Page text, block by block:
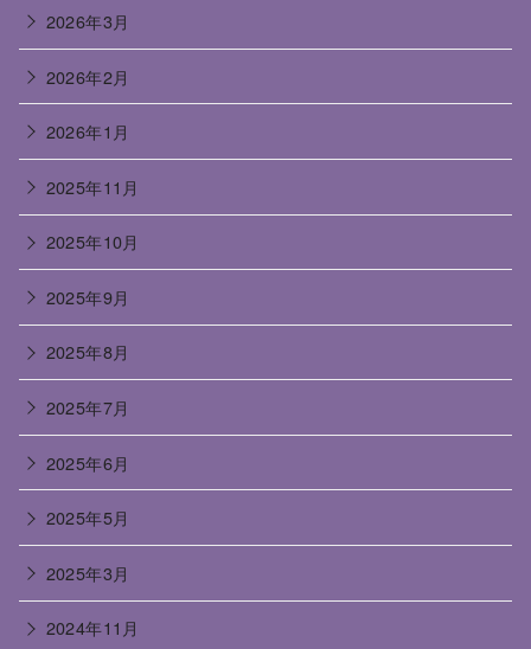
2026年3月
2026年2月
2026年1月
2025年11月
2025年10月
2025年9月
2025年8月
2025年7月
2025年6月
2025年5月
2025年3月
2024年11月